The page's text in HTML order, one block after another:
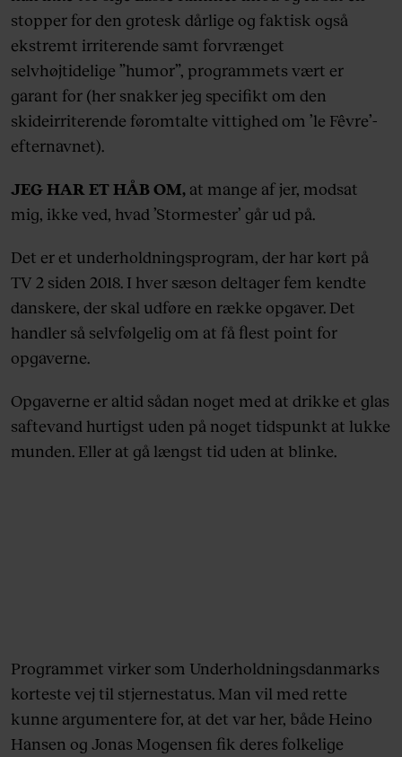
stopper for den grotesk dårlige og faktisk også
ekstremt irriterende samt forvrænget
selvhøjtidelige ”humor”, programmets vært er
garant for (her snakker jeg specifikt om den
skideirriterende føromtalte vittighed om ’le Fêvre’-
efternavnet).
JEG HAR ET HÅB OM, at mange af jer, modsat
mig, ikke ved, hvad ’Stormester’ går ud på.
Det er et underholdningsprogram, der har kørt på
TV 2 siden 2018. I hver sæson deltager fem kendte
danskere, der skal udføre en række opgaver. Det
handler så selvfølgelig om at få flest point for
opgaverne.
Opgaverne er altid sådan noget med at drikke et glas
saftevand hurtigst uden på noget tidspunkt at lukke
munden. Eller at gå længst tid uden at blinke.
Programmet virker som Underholdningsdanmarks
korteste vej til stjernestatus. Man vil med rette
kunne argumentere for, at det var her, både Heino
Hansen og Jonas Mogensen fik deres folkelige